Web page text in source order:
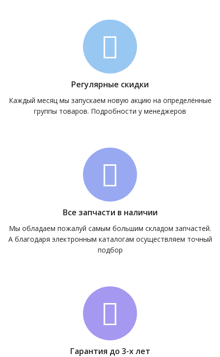
Регулярные скидки
Каждый месяц мы запускаем новую акцию на определённые
группы товаров. Подробности у менеджеров
Все запчасти в наличии
Мы обладаем пожалуй самым большим складом запчастей.
А благодаря электронным каталогам осуществляем точный
подбор
Гарантия до 3-х лет